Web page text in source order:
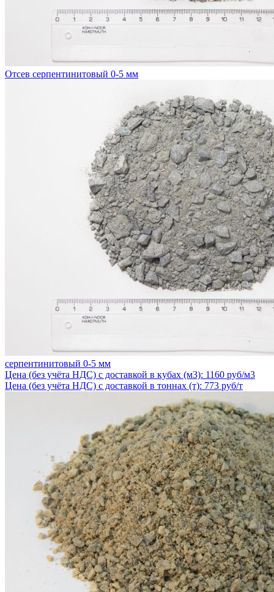
Отсев серпентинитовый 0-5 мм
серпентинитовый 0-5 мм
Цена (без учёта НДС) с доставкой в кубах (м3): 1160 руб/м3
Цена (без учёта НДС) с доставкой в тоннах (т): 773 руб/т